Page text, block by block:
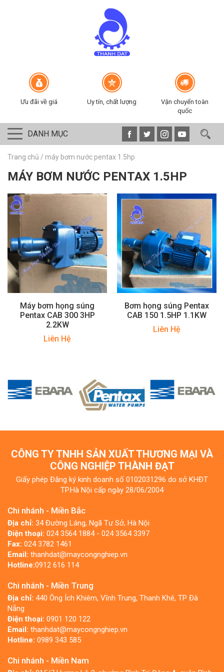
Ưu đãi về giá Uy tín, chất lượng
Vận chuyển toàn
quốc
DANH MỤC
Trang chủ / máy bơm nước pentax 1.5hp
MÁY BƠM NƯỚC PENTAX 1.5HP
Máy bơm họng súng
Pentax CAB 300 3HP
2.2KW
Liên Hệ
Bơm họng súng Pentax
CAB 150 1.5HP 1.1KW
Liên Hệ
CÔNG TY TNHH SẢN XUẤT THƯƠNG MẠI VÀ
CÔNG NGHIỆP THÀNH ĐẠT
Giấy phép Đăng ký kinh doanh số 0102031296 do sở KHĐT
TP.Hà Nội cấp ngày 28/06/2004
Chi nhánh - Miền Bắc
Địa chỉ: 34 Đường Láng, Ngã Tư Sở, Hà Nội
Điện thoại: 024 3564 1884 - 024 3564 3397
Fax: 024 3782 1461
Email: thanhdat@maycongnghiep.vn
Hotline:0912 616 114
Chi nhánh - Miền Trung
Địa chỉ: 440 Ông Ích Khiêm, Vĩnh Trung, Thanh Khê, TP Đà
Nẵng
Điện thoại: 0901 120 122
Email: thanhdat@maycongnghiep.vn
Hotline: 0989 343 585
Chi nhánh - Miền Nam